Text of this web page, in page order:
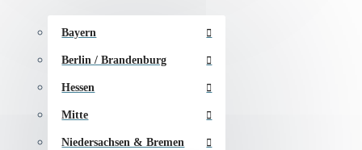
Bayern
Berlin / Brandenburg
Hessen
Mitte
Niedersachsen & Bremen